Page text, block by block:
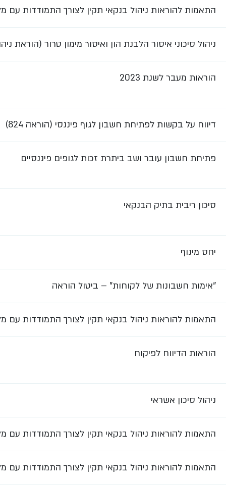
התאמות להוראות ניהול בנקאי תקין לצורך התמודדות
ניהול סיכוני איסור הלבנת הון ואיסור מימון טרור (הוראת ניהול
הוראות מעבר לשנת 2023
דיווח על בקשות לפתיחת חשבון לגוף פיננסי (הוראה 824)
פתיחת חשבון עובר ושב ביתרת זכות לגופים פיננסיים
סיכון ריבית בתיק הבנקאי
יחס מינוף
"אימות חשבונות של לקוחות" – ביטול הוראה
התאמות להוראות ניהול בנקאי תקין לצורך התמודדות
הוראות הדיווח לפיקוח
ניהול סיכון אשראי
התאמות להוראות ניהול בנקאי תקין לצורך התמודדות
התאמות להוראות ניהול בנקאי תקין לצורך התמודדות